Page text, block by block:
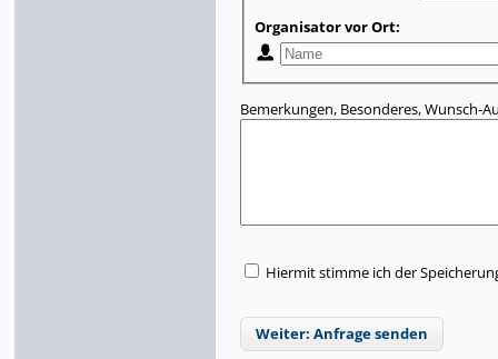
Organisator vor Ort:
Bemerkungen, Besonderes, Wunsch-
Hiermit stimme ich der
Weiter: Anfrage senden